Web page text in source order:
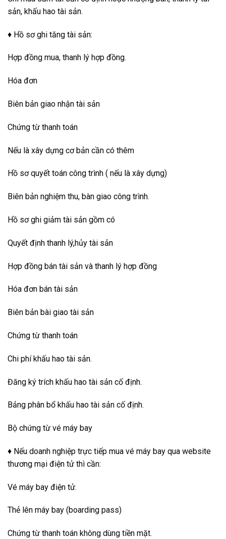
sản, khấu hao tài sản.
♦ Hồ sơ ghi tăng tài sản:
Hợp đồng mua, thanh lý hợp đồng.
Hóa đơn
Biên bản giao nhận tài sản
Chứng từ thanh toán
Nếu là xây dựng cơ bản cần có thêm
Hồ sơ quyết toán công trình ( nếu là xây dựng)
Biên bản nghiệm thu, bàn giao công trình.
Hồ sơ ghi giảm tài sản gồm có
Quyết định thanh lý,hủy tài sản
Hợp đồng bán tài sản và thanh lý hợp đồng
Hóa đơn bán tài sản
Biên bản bài giao tài sản
Chứng từ thanh toán
Chi phí khấu hao tài sản.
Đăng ký trích khấu hao tài sản cố định.
Bảng phân bổ khấu hao tài sản cố định.
Bộ chứng từ vé máy bay
♦ Nếu doanh nghiệp trực tiếp mua vé máy bay qua website
thương mại điện tử thì cần:
Vé máy bay điện tử.
Thẻ lên máy bay (boarding pass)
Chứng từ thanh toán không dùng tiền mặt.